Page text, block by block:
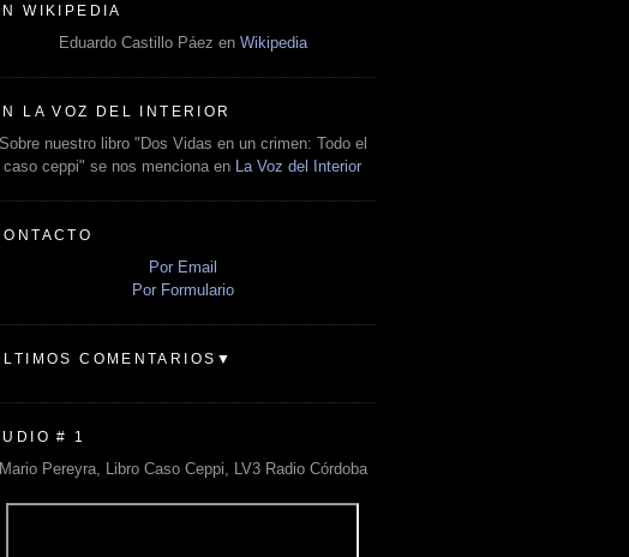
WIKIPEDIA
Eduardo Castillo Páez en Wikipedia
LA VOZ DEL INTERIOR
Sobre nuestro libro "Dos Vidas en un crimen: Todo el
caso ceppi" se nos menciona en
La Voz del Interior
Por Email
Por Formulario
COMENTARIOS▼
# 1
Mario Pereyra, Libro Caso Ceppi, LV3 Radio Córdoba